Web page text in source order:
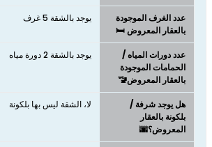
عدد الغرف الموجودة
بالعقار المعروض 🛏️
يوجد بالشقة 5 غرف
عدد دورات المياه /
الحمامات الموجودة
بالعقار المعروض🚾
يوجد بالشقة 2 دورة مياه
هل يوجد شرفة /
بلكونة بالعقار
المعروض؟🌆
لا، الشقة ليس بها بلكونة